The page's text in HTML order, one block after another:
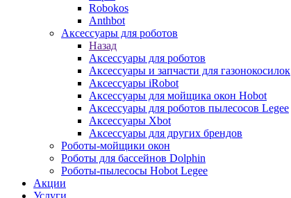
Robokos
Anthbot
Аксессуары для роботов
Назад
Аксессуары для роботов
Аксессуары и запчасти для газонокосилок
Аксессуары iRobot
Аксессуары для мойщика окон Hobot
Аксессуары для роботов пылесосов Legee
Аксессуары Xbot
Аксессуары для других брендов
Роботы-мойщики окон
Роботы для бассейнов Dolphin
Роботы-пылесосы Hobot Legee
Акции
Услуги